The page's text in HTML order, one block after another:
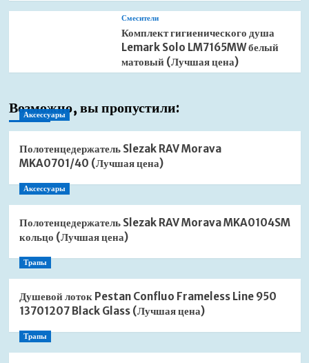
Смесители
Комплект гигиенического душа
Lemark Solo LM7165MW белый
матовый (Лучшая цена)
Возможно, вы пропустили:
Аксессуары
Полотенцедержатель Slezak RAV Morava
MKA0701/40 (Лучшая цена)
Аксессуары
Полотенцедержатель Slezak RAV Morava MKA0104SM
кольцо (Лучшая цена)
Трапы
Душевой лоток Pestan Confluo Frameless Line 950
13701207 Black Glass (Лучшая цена)
Трапы